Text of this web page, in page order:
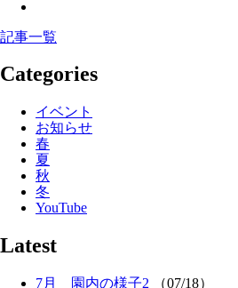
記事一覧
Categories
イベント
お知らせ
春
夏
秋
冬
YouTube
Latest
7月 園内の様子2 （07/18）